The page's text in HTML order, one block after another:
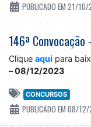
PUBLICADO EM 21/
146ª
Clique aqui para
– 08/12/2023
CONCURSOS
PUBLICADO EM 08/